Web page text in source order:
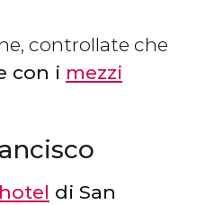
controllate che
con i mezzi
hotel di San